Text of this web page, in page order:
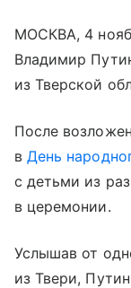
МОСКВА, 4
Владимир
из Тверской
После
вДень
с детьми из
в церемонии.
Услышав от
из Твери,